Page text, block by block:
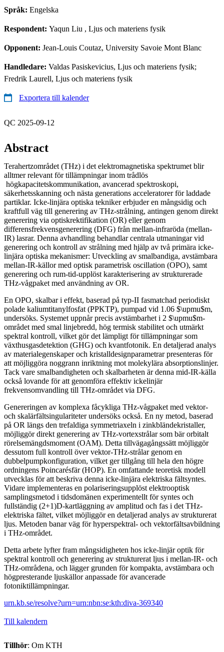
Språk: Engelska
Respondent: Yaqun Liu , Ljus och materiens fysik
Opponent: Jean-Louis Coutaz, University Savoie Mont Blanc
Handledare: Valdas Pasiskevicius, Ljus och materiens fysik;
Fredrik Laurell, Ljus och materiens fysik
Exportera till kalender
QC 2025-09-12
Abstract
Terahertzområdet (THz) i det elektromagnetiska spektrumet blir
alltmer relevant för tillämpningar inom trådlös
högkapacitetskommunikation, avancerad spektroskopi,
säkerhetsskanning och nästa generations acceleratorer för laddade
partiklar. Icke-linjära optiska tekniker erbjuder en mångsidig och
kraftfull väg till generering av THz-strålning, antingen genom direkt
generering via optiskrektifikation (OR) eller genom
differensfrekvensgenerering (DFG) från mellan-infraröda (mellan-
IR) lasrar. Denna avhandling behandlar centrala utmaningar vid
generering och kontroll av strålning med hjälp av två primära icke-
linjära optiska mekanismer: Utveckling av smalbandiga, avstämbara
mellan-IR-källor med optisk parametrisk oscillation (OPO), samt
generering och rum-tid-upplöst karakterisering av strukturerade
THz-vågpaket med användning av OR.
En OPO, skalbar i effekt, baserad på typ-II fasmatchad periodiskt
polade kaliumtitanylfosfat (PPKTP), pumpad vid 1.06 $\upmu$m,
undersöks. Systemet uppnår precis avstämbarhet i 2 $\upmu$m-
området med smal linjebredd, hög termisk stabilitet och utmärkt
spektral kontroll, vilket gör det lämpligt för tillämpningar som
växthusgasdetektion (GHG) och kvantfotonik. En detaljerad analys
av materialegenskaper och kristalldesignparametrar presenteras för
att möjliggöra noggrann inriktning mot molekylära absorptionslinjer.
Tack vare smalbandigheten och skalbarheten är denna mid-IR-källa
också lovande för att genomföra effektiv ickelinjär
frekvensomvandling till THz-området via DFG.
Genereringen av komplexa fåcykliga THz-vågpaket med vektor-
och skalärfältsingulariteter undersöks också. En ny metod, baserad
på OR längs den trefaldiga symmetriaxeln i zinkbländekristaller,
möjliggör direkt generering av THz-vortexstrålar som bär orbitalt
rörelsemängdsmoment (OAM). Detta tillvägagångssätt möjliggör
dessutom full kontroll över vektor-THz-strålar genom en
dubbelpumpkonfiguration, vilket ger tillgång till hela den högre
ordningens Poincarésfär (HOP). En omfattande teoretisk modell
utvecklas för att beskriva denna icke-linjära elektriska fältsyntes.
Vidare implementeras en polariseringsupplöst elektrooptisk
samplingsmetod i tidsdomänen experimentellt för syntes och
fullständig (2+1)D-kartläggning av amplitud och fas i det THz-
elektriska fältet, vilket möjliggör en detaljerad analys av strukturerat
ljus. Metoden banar väg för hyperspektral- och vektorfältsavbildning
i THz-området.
Detta arbete lyfter fram mångsidigheten hos icke-linjär optik för
spektral kontroll och generering av strukturerat ljus i mellan-IR- och
THz-områdena, och lägger grunden för kompakta, avstämbara och
högpresterande ljuskällor anpassade för avancerade
fotoniktillämpningar.
urn.kb.se/resolve?urn=urn:nbn:se:kth:diva-369340
Till kalendern
Tillhör: Om KTH